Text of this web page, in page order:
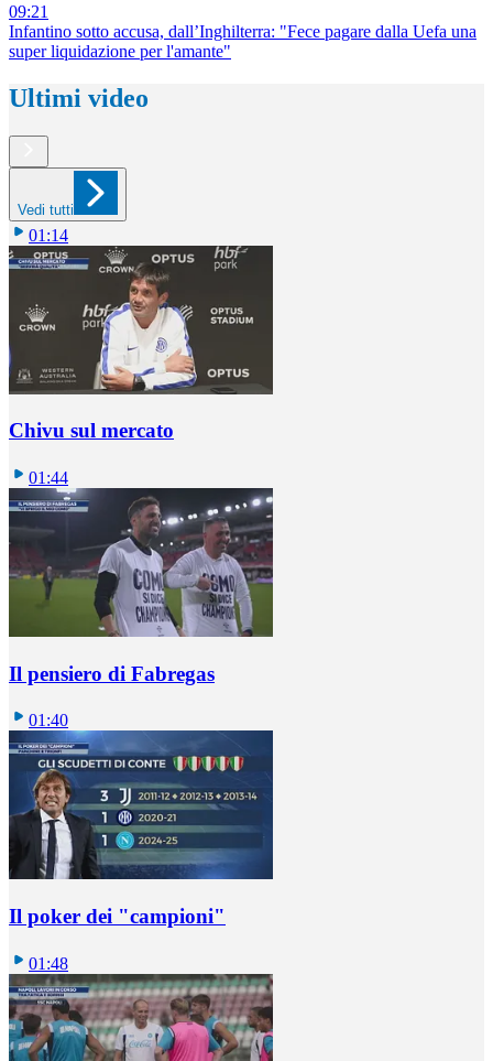
09:21
Infantino sotto accusa, dall’Inghilterra: "Fece pagare dalla Uefa una
super liquidazione per l'amante"
Ultimi video
Vedi tutti
01:14
Chivu sul mercato
01:44
Il pensiero di Fabregas
01:40
Il poker dei "campioni"
01:48